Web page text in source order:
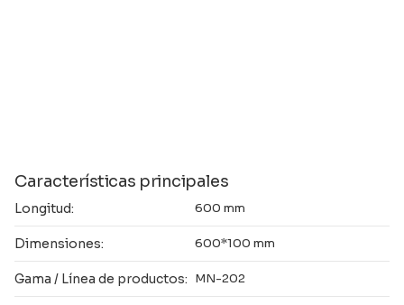
Características principales
Longitud: 600 mm
Dimensiones: 600*100 mm
Gama / Línea de productos: MN-202